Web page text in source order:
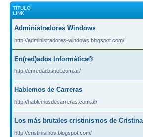
TITULO
LINK
Administradores Windows
http://administradores-windows.blogspot.com/
En(red)ados Informática®
http://enredadosnet.com.ar/
Hablemos de Carreras
http://hablemosdecarreras.com.ar/
Los más brutales cristinismos de Cristina
http://cristinismos.blogspot.com/